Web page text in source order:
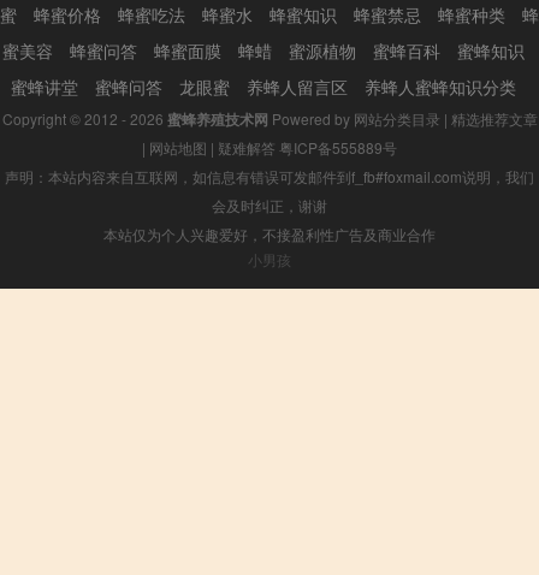
蜜
蜂蜜价格 蜂蜜吃法 蜂蜜水 蜂蜜知识 蜂蜜禁忌 蜂蜜种类
蜂
蜜美容
蜂蜜问答 蜂蜜面膜 蜂蜡 蜜源植物 蜜蜂百科
蜜蜂知识
蜜蜂讲堂
蜜蜂问答 龙眼蜜 养蜂人留言区 养蜂人蜜蜂知识分类
Copyright © 2012 - 2026 蜜蜂养殖技术网 Powered by 网站分类目录 | 精选推荐文章
| 网站地图 | 疑难解答 粤ICP备555889号
声明：本站内容来自互联网，如信息有错误可发邮件到f_fb#foxmail.com说明，我们
会及时纠正，谢谢
本站仅为个人兴趣爱好，不接盈利性广告及商业合作
小男孩